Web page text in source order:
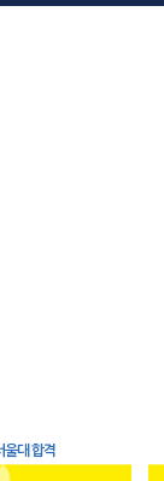
울대 합격